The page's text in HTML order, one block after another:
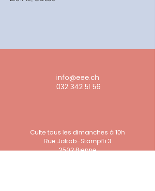
info@eee.ch
032 342 51 56
Culte tous les dimanches à 10h
Rue Jakob-Stämpfli 3
2502 Bienne